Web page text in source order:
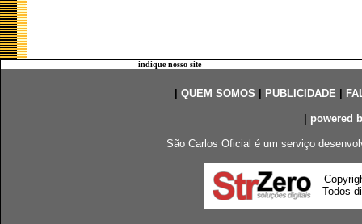
indique nosso site
QUEM SOMOS PUBLICIDADE|
powered
São Carlos Oficial é um serviço
Todos